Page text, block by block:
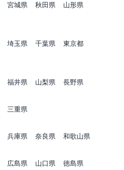
宮城県 秋田県
山形県
埼玉県 千葉県
東京都
福井県 山梨県
長野県
三重県
兵庫県 奈良県
和歌山県
広島県 山口県
徳島県